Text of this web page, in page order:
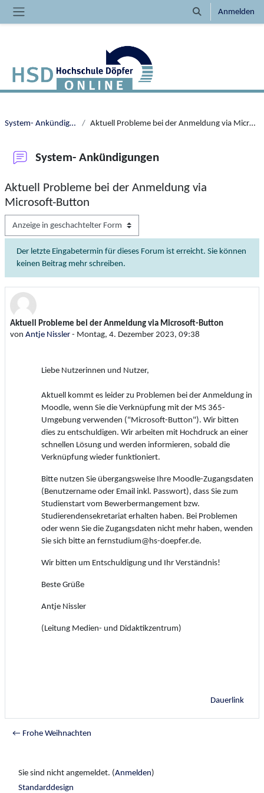
Zum Hauptinhalt
Website-Übersicht
Sucheingabe
Anmelden
System- Ankündigungen Aktuell Probleme bei der Anmeldung via Microsoft-Button
System- Ankündigungen
Aktuell Probleme bei der Anmeldung via
Microsoft-Button
Anzeigemodus
Der letzte Eingabetermin für dieses Forum ist erreicht. Sie können
keinen Beitrag mehr schreiben.
Aktuell Probleme bei der Anmeldung via Microsoft-Button
von Antje Nissler - Montag, 4. Dezember 2023, 09:38
Anzahl Antworten: 0
Liebe Nutzerinnen und Nutzer,
Aktuell kommt es leider zu Problemen bei der Anmeldung in
Moodle, wenn Sie die Verknüpfung mit der MS 365-
Umgebung verwenden ("Microsoft-Button"). Wir bitten
dies zu entschuldigen. Wir arbeiten mit Hochdruck an einer
schnellen Lösung und werden informieren, sobald die
Verknüpfung wieder funktioniert.
Bitte nutzen Sie übergangsweise Ihre Moodle-Zugangsdaten
(Benutzername oder Email inkl. Passwort), dass Sie zum
Studienstart vom Bewerbermangement bzw.
Studierendensekretariat erhalten haben. Bei Problemen
oder wenn Sie die Zugangsdaten nicht mehr haben, wenden
Sie sich bitte an fernstudium@hs-doepfer.de.
Wir bitten um Entschuldigung und Ihr Verständnis!
Beste Grüße
Antje Nissler
(Leitung Medien- und Didaktikzentrum)
Dauerlink
← Frohe Weihnachten
Sie sind nicht angemeldet. (Anmelden)
Standarddesign